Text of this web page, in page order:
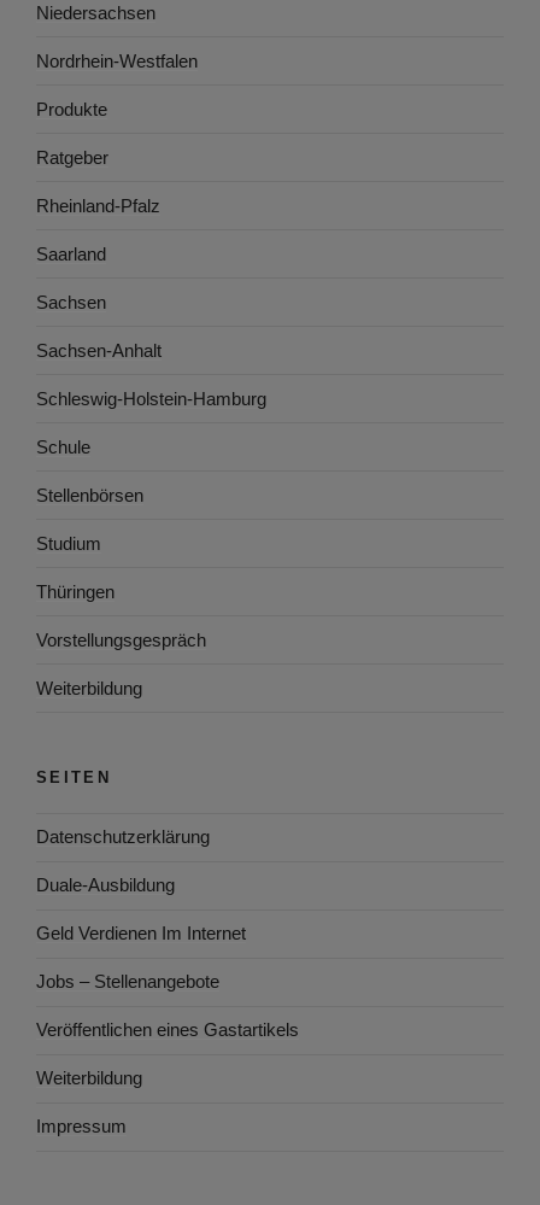
Niedersachsen
Nordrhein-Westfalen
Produkte
Ratgeber
Rheinland-Pfalz
Saarland
Sachsen
Sachsen-Anhalt
Schleswig-Holstein-Hamburg
Schule
Stellenbörsen
Studium
Thüringen
Vorstellungsgespräch
Weiterbildung
SEITEN
Datenschutzerklärung
Duale-Ausbildung
Geld Verdienen Im Internet
Jobs – Stellenangebote
Veröffentlichen eines Gastartikels
Weiterbildung
Impressum